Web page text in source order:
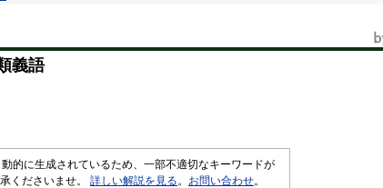
義語
的に生成されているため、一部不適切なキーワードが
くださいませ。 詳しい解説を見る 。 お問い合わせ。